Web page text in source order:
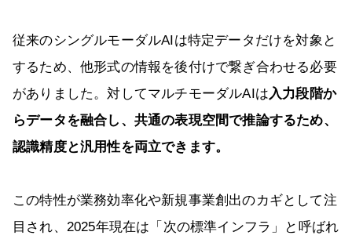
従来のシングルモーダルAIは特定データだけを対象と
するため、他形式の情報を後付けで繋ぎ合わせる必要
がありました。対してマルチモーダルAIは 入力段階か
らデータを融合し、共通の表現空間で推論するため、
認識精度と汎用性を両立できます。
この特性が業務効率化や新規事業創出のカギとして注
目され、2025年現在は「次の標準インフラ」と呼ばれ